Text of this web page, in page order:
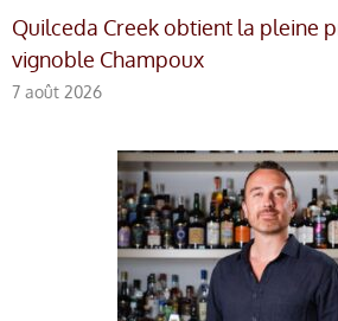
Quilceda Creek obtient la pleine
vignoble Champoux
7 août 2026